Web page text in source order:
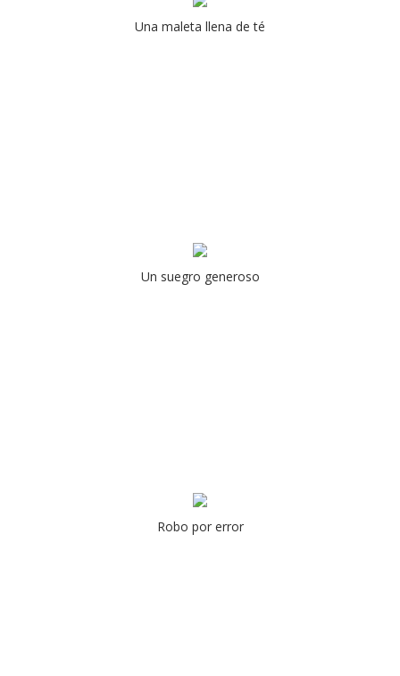
Una maleta llena de té
Un suegro generoso
Robo por error